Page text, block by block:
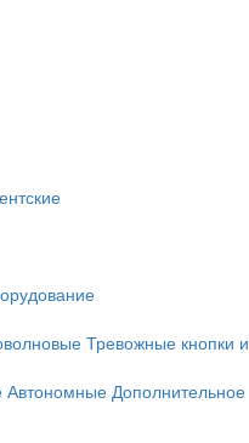
Тревожные кнопки и
Автономные Дополнительное